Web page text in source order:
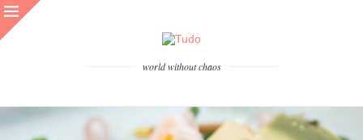
world without chaos